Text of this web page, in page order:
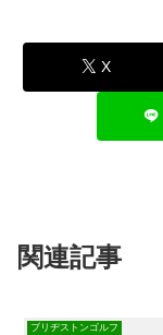
X
関連記事
ブリヂストンゴルフ